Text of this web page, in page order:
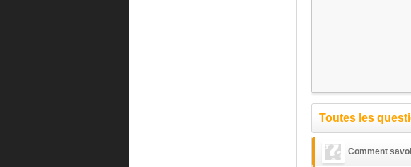
Toutes les
Comment